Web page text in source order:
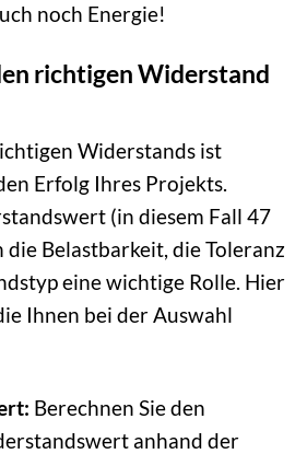
noch Energie!
richtigen Widerstand
Widerstands ist
Erfolg Ihres Projekts.
(in diesem Fall 47
die Belastbarkeit, die Toleranz
eine wichtige Rolle. Hier
Ihnen bei der Auswahl
Berechnen Sie den
anhand der